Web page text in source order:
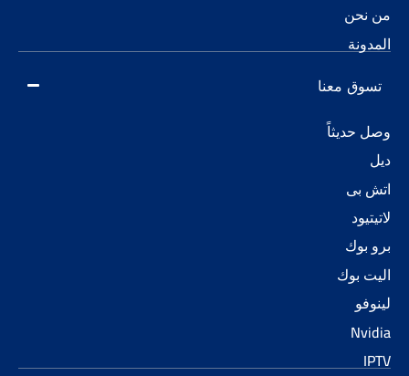
من نحن
المدونة
تسوق معنا
وصل حديثاً
ديل
اتش بى
لاتيتيود
برو بوك
اليت بوك
لينوفو
Nvidia
IPTV